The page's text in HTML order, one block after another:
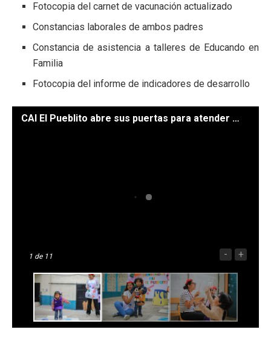
Fotocopia del carnet de vacunación actualizado
Constancias laborales de ambos padres
Constancia de asistencia a talleres de Educando en
Familia
Fotocopia del informe de indicadores de desarrollo
CAI El Pueblito abre sus puertas para atender a la niñez de Santa Catarina Pinula. / Fotos: SBS.
1 de 11 - +